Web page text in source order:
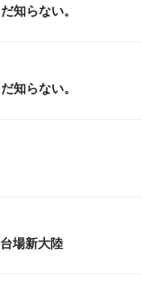
知らない。
知らない。
場新大陸